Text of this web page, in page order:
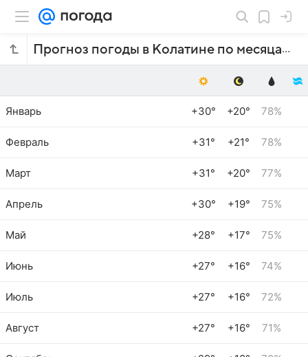
Прогноз погоды в Колатине по месяцам
Январь +30° +20° 78%
Февраль +31° +21° 78%
Март +31° +20° 77%
Апрель +30° +19° 75%
Май +28° +17° 75%
Июнь +27° +16° 74%
Июль +27° +16° 72%
Август +27° +16° 71%